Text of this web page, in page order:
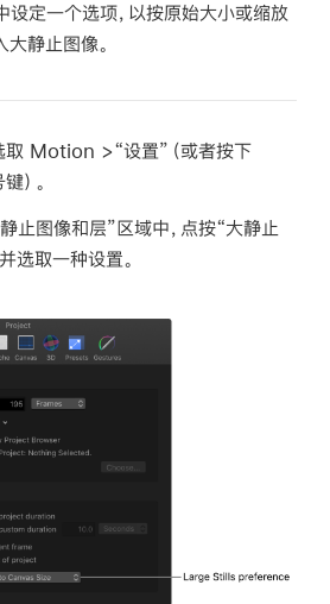
设定一个选项，以按原始大小或缩放
静止图像。
取 Motion >“设置”（或者按下
）。
止图像和层”区域中，点按“大静止
选取一种设置。